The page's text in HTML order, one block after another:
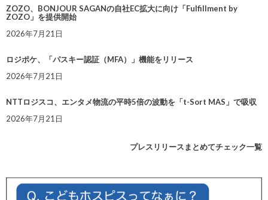
ZOZO、BONJOUR SAGANの自社EC拡大に向け「Fulfillment by
ZOZO」を提供開始
2026年7月21日
ロジポケ、「パスキー認証（MFA）」機能をリリース
2026年7月21日
NTTロジスコ、エンタメ物流の平時5倍の波動を「t-Sort MAS」で吸収
2026年7月21日
プレスリリースまとめてチェック一覧